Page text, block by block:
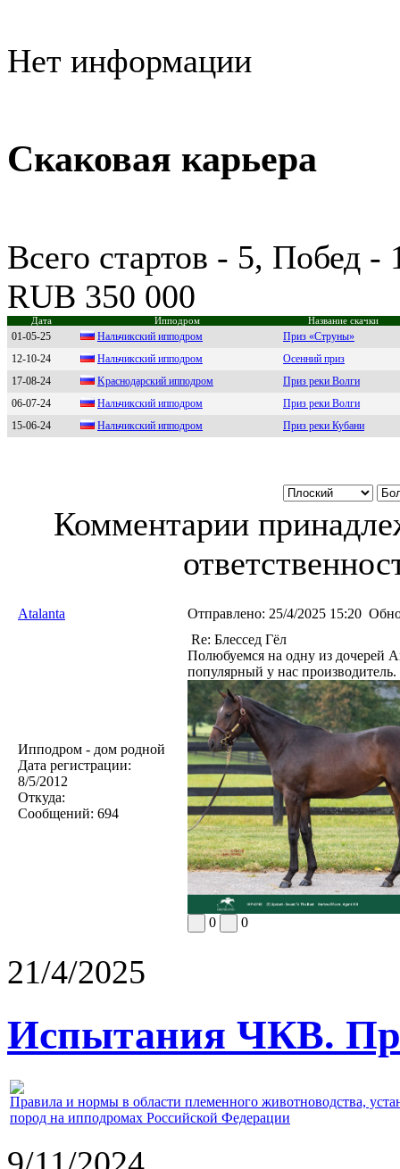
Нет информации
Скаковая карьера
Всего стартов - 5, Побед
RUB 350 000
Дата Ипподром Название скачки
01-05-25 Haльчикcкий ипподром
Приз «Струны»
12-10-24
Нальчикcкий ипподром
Осенний приз
17-08-24
Kраснoдарский иппoдрoм
Приз реки Волги
06-07-24
Нaльчикский иппoдpoм
Приз реки Волги
15-06-24
Haльчикcкий ипподpом Приз реки Кубани
Комментарии
Atalanta Отправлено: 25/4/2025 15:20
Ипподром - дом родной
Дата регистрации:
8/5/2012
Откуда:
Сообщений: 694
Re: Блессед Гёл
Полюбуемся на одну из дочерей
популярный у нас
0 0
21/4/2025
Испытания ЧКВ.
Правила и нормы в области племенного животноводства,
пород на ипподромах Российской Федерации